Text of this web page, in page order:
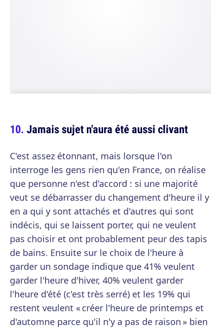
Jamais sujet n'aura été aussi clivant
C'est assez étonnant, mais lorsque l'on
interroge les gens rien qu'en France, on réalise
que personne n'est d'accord : si une majorité
veut se débarrasser du changement d'heure il y
en a qui y sont attachés et d'autres qui sont
indécis, qui se laissent porter, qui ne veulent
pas choisir et ont probablement peur des tapis
de bains. Ensuite sur le choix de l'heure à
garder un sondage indique que 41% veulent
garder l'heure d'hiver, 40% veulent garder
l'heure d'été (c'est très serré) et les 19% qui
restent veulent « créer l'heure de printemps et
d'automne parce qu'il n'y a pas de raison » bien